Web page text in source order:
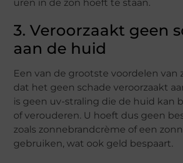
uren in de zon hoeft te staan.
3. Veroorzaakt geen
aan de huid
Een van de grootste voordelen van
dat het geen schade veroorzaakt
is geen uv-straling die de huid kan
of verouderen. U hoeft dus geen
zoals zonnebrandcrème of een
gebruiken, wat ook geld bespaart.